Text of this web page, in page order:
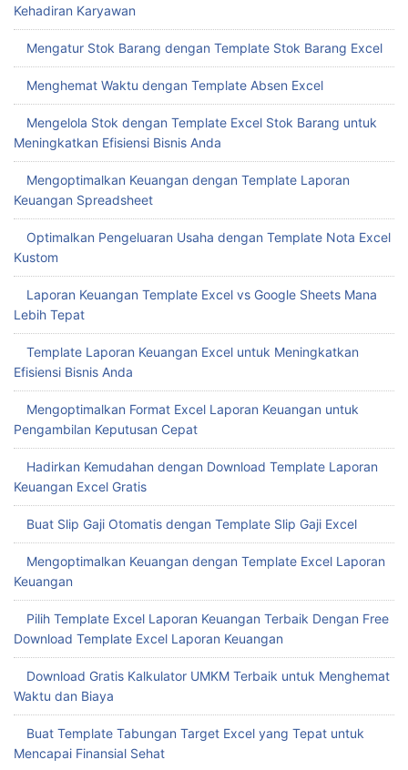
Kehadiran Karyawan
Mengatur Stok Barang dengan Template Stok Barang Excel
Menghemat Waktu dengan Template Absen Excel
Mengelola Stok dengan Template Excel Stok Barang untuk
Meningkatkan Efisiensi Bisnis Anda
Mengoptimalkan Keuangan dengan Template Laporan
Keuangan Spreadsheet
Optimalkan Pengeluaran Usaha dengan Template Nota Excel
Kustom
Laporan Keuangan Template Excel vs Google Sheets Mana
Lebih Tepat
Template Laporan Keuangan Excel untuk Meningkatkan
Efisiensi Bisnis Anda
Mengoptimalkan Format Excel Laporan Keuangan untuk
Pengambilan Keputusan Cepat
Hadirkan Kemudahan dengan Download Template Laporan
Keuangan Excel Gratis
Buat Slip Gaji Otomatis dengan Template Slip Gaji Excel
Mengoptimalkan Keuangan dengan Template Excel Laporan
Keuangan
Pilih Template Excel Laporan Keuangan Terbaik Dengan Free
Download Template Excel Laporan Keuangan
Download Gratis Kalkulator UMKM Terbaik untuk Menghemat
Waktu dan Biaya
Buat Template Tabungan Target Excel yang Tepat untuk
Mencapai Finansial Sehat